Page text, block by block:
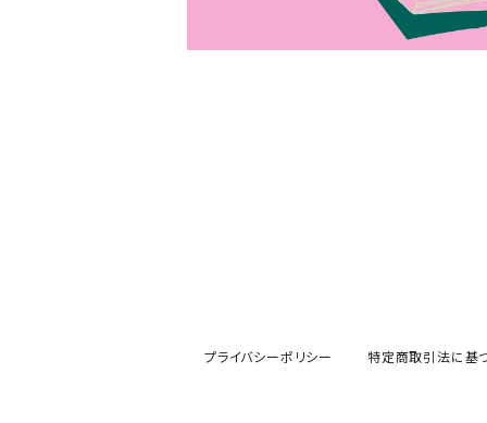
プライバシーポリシー 特定商取引法に基